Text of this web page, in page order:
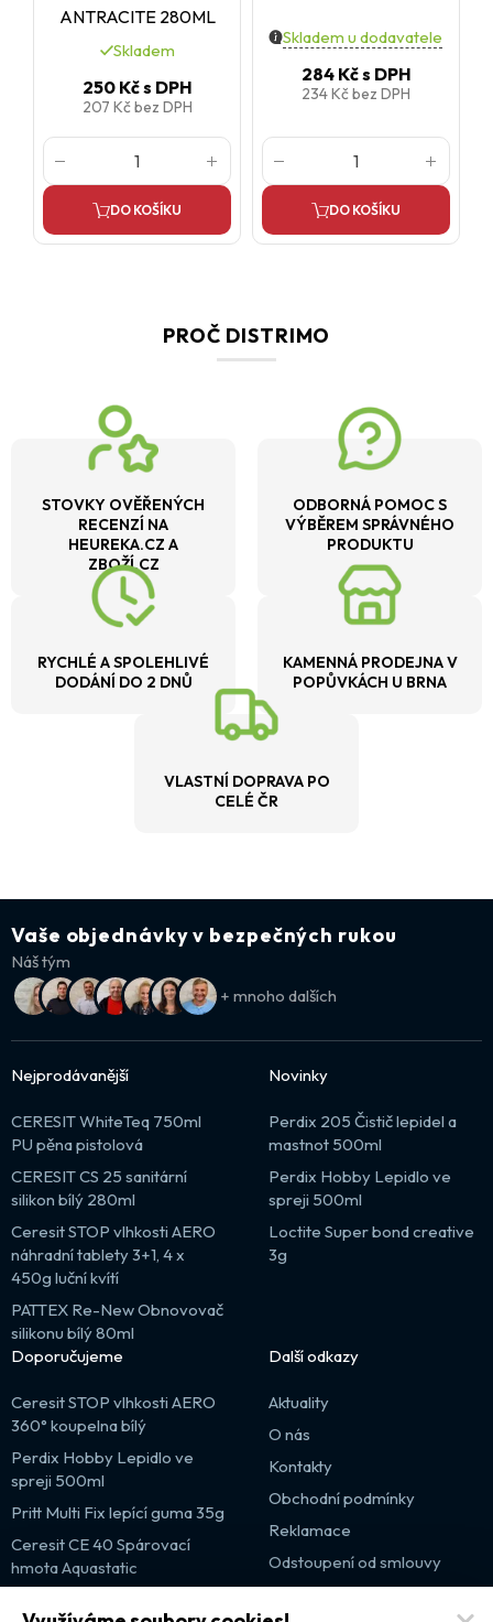
ANTRACITE 280ML
Skladem
250 Kčs DPH
207 Kčbez DPH
DO KOŠÍKU
Skladem u dodavatele
284 Kčs DPH
234 Kčbez DPH
DO KOŠÍKU
PROČ DISTRIMO
STOVKY OVĚŘENÝCH
RECENZÍ NA
HEUREKA.CZ A
ZBOŽÍ.CZ
ODBORNÁ POMOC S
VÝBĚREM SPRÁVNÉHO
PRODUKTU
RYCHLÉ A SPOLEHLIVÉ
DODÁNÍ DO 2 DNŮ
KAMENNÁ PRODEJNA V
POPŮVKÁCH U BRNA
VLASTNÍ DOPRAVA PO
CELÉ ČR
Vaše objednávky v bezpečných rukou
Náš tým
+ mnoho dalších
Nejprodávanější
CERESIT WhiteTeq 750ml
PU pěna pistolová
CERESIT CS 25 sanitární
silikon bílý 280ml
Ceresit STOP vlhkosti AERO
náhradní tablety 3+1, 4 x
450g luční kvítí
PATTEX Re-New Obnovovač
silikonu bílý 80ml
Novinky
Perdix 205 Čistič lepidel a
mastnot 500ml
Perdix Hobby Lepidlo ve
spreji 500ml
Loctite Super bond creative
3g
Doporučujeme
Ceresit STOP vlhkosti AERO
360° koupelna bílý
Perdix Hobby Lepidlo ve
spreji 500ml
Pritt Multi Fix lepící guma 35g
Ceresit CE 40 Spárovací
hmota Aquastatic
Další odkazy
Aktuality
O nás
Kontakty
Obchodní podmínky
Reklamace
Odstoupení od smlouvy
Výprodej